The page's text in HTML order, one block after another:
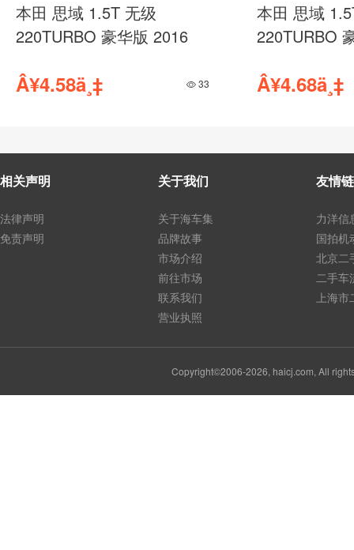
别克 GL8 2.0T 手自一体
652T 豪华型 2022
Â¥12.98ä¸‡ 34
别克 E5 智
2023
Â¥10.99ä¸‡
相关声明
法律声明
免责声明
关于我们
关于海车集
品牌故事
市场介绍
前往市场
联系我们
营业执照
友情
力洋信
国拍机
北京二
二手车
上海
Copyright©2006-2026, haicj.com, All